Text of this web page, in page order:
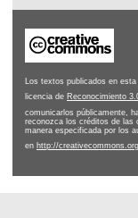
Los textos publicados en
licencia de Reconocimiento
comunicarlos públicamente,
reconozca los créditos de las
manera especificada por los
en http://